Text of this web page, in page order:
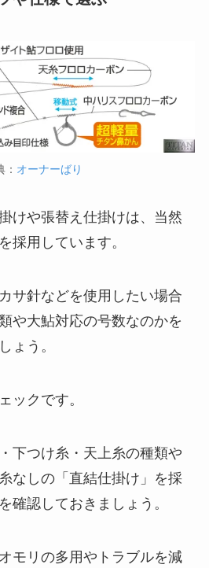
： オーナーばり
けや張替え仕掛けは、当然
採用しています。
サ針などを使用したい場合
や大鮎対応の号数なのかを
ょう。
ックです。
下つけ糸・天上糸の種類や
なしの「直結仕掛け」を採
確認しておきましょう。
モリの多用やトラブルを減